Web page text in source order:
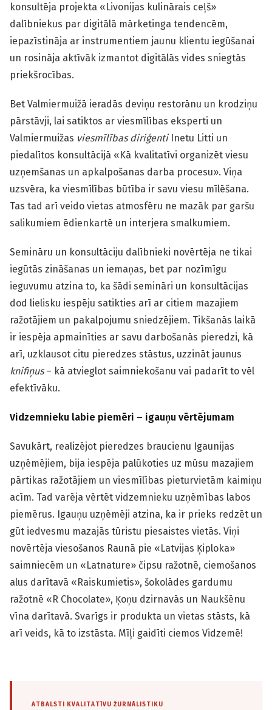
konsultēja projekta «Livonijas kulinārais ceļš»
dalībniekus par digitālā mārketinga tendencēm,
iepazīstināja ar instrumentiem jaunu klientu iegūšanai
un rosināja aktīvāk izmantot digitālās vides sniegtās
priekšrocības.
Bet Valmiermuižā ieradās deviņu restorānu un krodziņu
pārstāvji, lai satiktos ar viesmīlības eksperti un
Valmiermuižas viesmīlības diriģentiInetu Litti un
piedalītos konsultācijā «Kā kvalitatīvi organizēt viesu
uzņemšanas un apkalpošanas darba procesu». Viņa
uzsvēra, ka viesmīlības būtība ir savu viesu mīlēšana.
Tas tad arī veido vietas atmosfēru ne mazāk par garšu
salikumiem ēdienkartē un interjera smalkumiem.
Semināru un konsultāciju dalībnieki novērtēja ne tikai
iegūtās zināšanas un iemaņas, bet par nozīmīgu
ieguvumu atzina to, ka šādi semināri un konsultācijas
dod lielisku iespēju satikties arī ar citiem mazajiem
ražotājiem un pakalpojumu sniedzējiem. Tikšanās laikā
ir iespēja apmainīties ar savu darbošanās pieredzi, kā
arī, uzklausot citu pieredzes stāstus, uzzināt jaunus
knifiņus– kā atvieglot saimniekošanu vai padarīt to vēl
efektīvāku.
Vidzemnieku labie piemēri – igauņu vērtējumam
Savukārt, realizējot pieredzes braucienu Igaunijas
uzņēmējiem, bija iespēja palūkoties uz mūsu mazajiem
pārtikas ražotājiem un viesmīlības pieturvietām kaimiņu
acīm. Tad varēja vērtēt vidzemnieku uzņēmības labos
piemērus. Igauņu uzņēmēji atzina, ka ir prieks redzēt un
gūt iedvesmu mazajās tūristu piesaistes vietās. Viņi
novērtēja viesošanos Raunā pie «Latvijas Ķiploka»
saimniecēm un «Latnature» čipsu ražotnē, ciemošanos
alus darītavā «Raiskumietis», šokolādes gardumu
ražotnē «R Chocolate», Ķoņu dzirnavās un Naukšēnu
vīna darītavā. Svarīgs ir produkta un vietas stāsts, kā
arī veids, kā to izstāsta. Mīļi gaidīti ciemos Vidzemē!
ATBALSTI KVALITATĪVU ŽURNĀLISTIKU